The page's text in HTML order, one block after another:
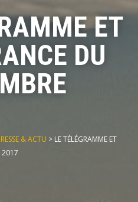
ET
DU
& ACTU > LE TÉLÉGRAMME ET
2017